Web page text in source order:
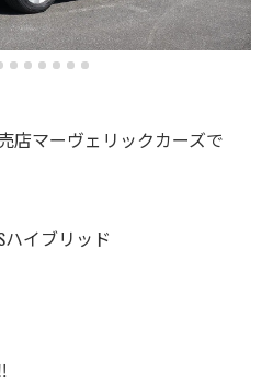
店マーヴェリックカーズで
イブリッド